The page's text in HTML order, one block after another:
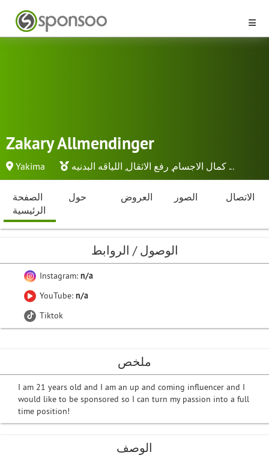
Zakary Allmendinger
Yakima كمال الاجسام, رفع الاثقال, اللياقه البدنيه ...
الصفحة
الرئيسية
حول العروض الصور الاتصال
ملخص
I am 21 years old and I am an up and coming influencer and I
would like to be sponsored so I can turn my passion into a full
time position!
الوصف
الوصول / الروابط
Instagram: n/a
YouTube: n/a
Tiktok